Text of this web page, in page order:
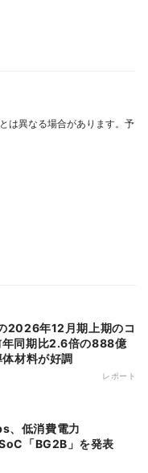
は異なる場合があります。予
年同期比2.6倍の888億
材料が好調
レポート
「BG2B」を発表